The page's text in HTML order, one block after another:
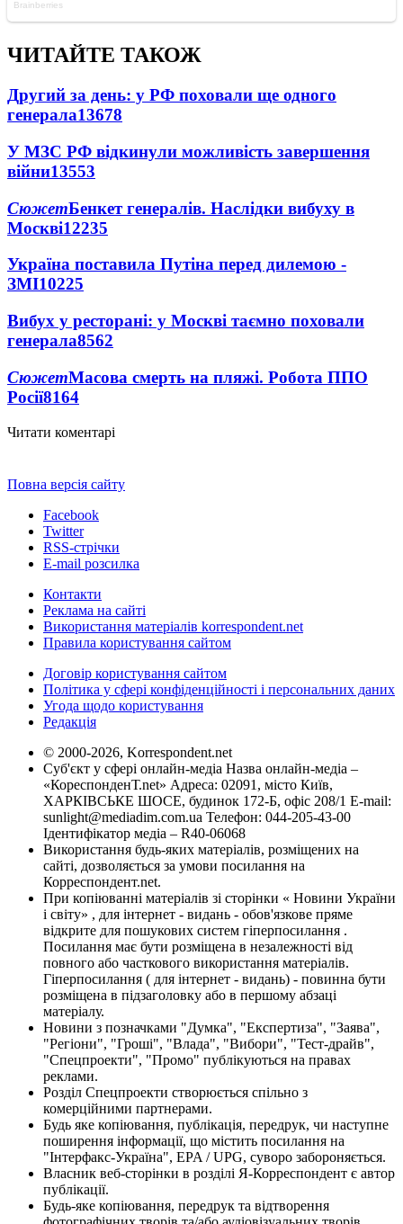
ЧИТАЙТЕ ТАКОЖ
Другий за день: у РФ поховали ще одного
генерала13678
У МЗС РФ відкинули можливість завершення
війни13553
СюжетБенкет генералів. Наслідки вибуху в
Москві12235
Україна поставила Путіна перед дилемою -
ЗМІ10225
Вибух у ресторані: у Москві таємно поховали
генерала8562
СюжетМасова смерть на пляжі. Робота ППО
Росії8164
Читати коментарі
Повна версія сайту
Facebook
Twitter
RSS-стрічки
E-mail розсилка
Контакти
Реклама на сайті
Використання матеріалів korrespondent.net
Правила користування сайтом
Договір користування сайтом
Політика у сфері конфіденційності і персональних даних
Угода щодо користування
Редакція
© 2000-2026, Korrespondent.net
Суб'єкт у сфері онлайн-медіа Назва онлайн-медіа –
«КореспонденТ.net» Адреса: 02091, місто Київ,
ХАРКІВСЬКЕ ШОСЕ, будинок 172-Б, офіс 208/1 E-mail:
sunlight@mediadim.com.ua Телефон: 044-205-43-00
Ідентифікатор медіа – R40-06068
Використання будь-яких матеріалів, розміщених на
сайті, дозволяється за умови посилання на
Корреспондент.net.
При копіюванні матеріалів зі сторінки « Новини України
і світу» , для інтернет - видань - обов'язкове пряме
відкрите для пошукових систем гіперпосилання .
Посилання має бути розміщена в незалежності від
повного або часткового використання матеріалів.
Гіперпосилання ( для інтернет - видань) - повинна бути
розміщена в підзаголовку або в першому абзаці
матеріалу.
Новини з позначками "Думка", "Експертиза", "Заява",
"Регіони", "Гроші", "Влада", "Вибори", "Тест-драйв",
"Спецпроекти", "Промо" публікуються на правах
реклами.
Розділ Спецпроекти створюється спільно з
комерційними партнерами.
Будь яке копіювання, публікація, передрук, чи наступне
поширення інформації, що містить посилання на
"Інтерфакс-Україна", EPA / UPG, суворо забороняється.
Власник веб-сторінки в розділі Я-Корреспондент є автор
публікації.
Будь-яке копіювання, передрук та відтворення